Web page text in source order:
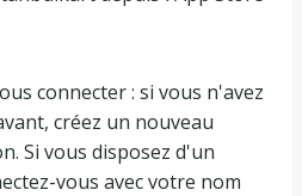
connecter : si vous n'avez
créez un nouveau
Si vous disposez d'un
vous avec votre nom